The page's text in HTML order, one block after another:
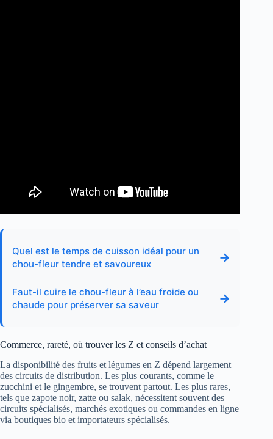
Quel est le temps de cuisson idéal pour un
chou-fleur tendre et savoureux
→
Faut-il cuire le chou-fleur à l’eau froide ou
chaude pour préserver sa saveur
→
Commerce, rareté, où trouver les Z et conseils d’achat
La disponibilité des fruits et légumes en Z dépend largement
des circuits de distribution. Les plus courants, comme le
zucchini et le gingembre, se trouvent partout. Les plus rares,
tels que zapote noir, zatte ou salak, nécessitent souvent des
circuits spécialisés, marchés exotiques ou commandes en ligne
via boutiques bio et importateurs spécialisés.